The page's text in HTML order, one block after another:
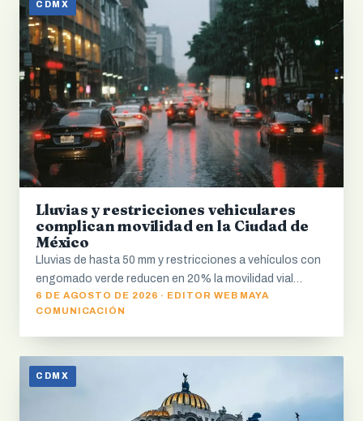
CDMX
Lluvias y restricciones vehiculares
complican movilidad en la Ciudad de
México
Lluvias de hasta 50 mm y restricciones a vehículos con
engomado verde reducen en 20% la movilidad vial…
6 DE AGOSTO DE 2026 · EDITOR WEB MAYA
COMUNICACIÓN
CDMX